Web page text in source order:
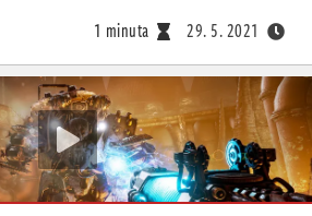
1 minuta 29. 5. 2021